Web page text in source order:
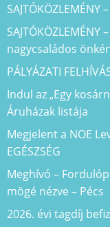
nagycsaládos
PÁLYÁZATI
Indul az „Egy
Áruházak listája
Megjelent a NOE
EGÉSZSÉG
Meghívó –
mögé nézve – Pécs
2026. évi tagdíj